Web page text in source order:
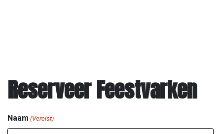
Reserveer Feestvarken
Naam (Vereist)